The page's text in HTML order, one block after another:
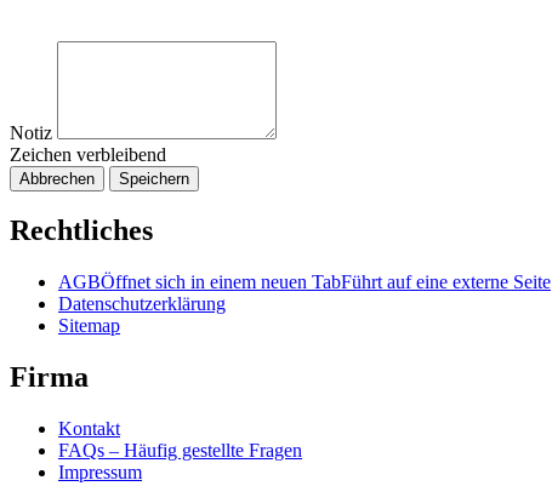
Notiz
Zeichen verbleibend
Abbrechen Speichern
Rechtliches
AGBÖffnet sich in einem neuen TabFührt auf eine externe Seite
Datenschutzerklärung
Sitemap
Firma
Kontakt
FAQs – Häufig gestellte Fragen
Impressum